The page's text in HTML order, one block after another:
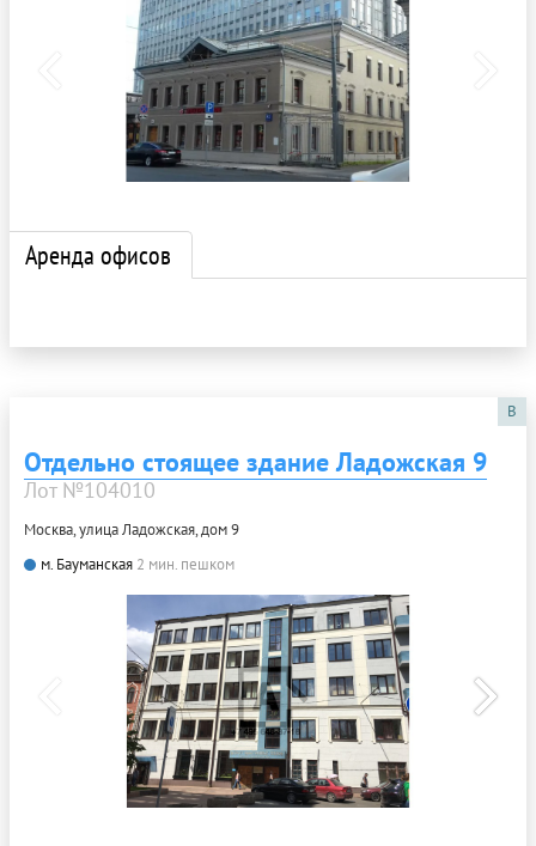
Аренда офисов
B
Отдельно стоящее здание Ладожская 9
Лот №104010
Москва, улица Ладожская, дом 9
м. Бауманская 2 мин. пешком